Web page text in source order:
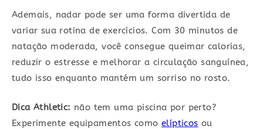
Ademais, nadar pode ser uma forma divertida de
variar sua rotina de exercícios. Com 30 minutos de
natação moderada, você consegue queimar calorias,
reduzir o estresse e melhorar a circulação sanguínea,
tudo isso enquanto mantém um sorriso no rosto.
Dica Athletic: não tem uma piscina por perto?
Experimente equipamentos como elípticos ou